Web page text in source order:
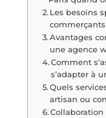
Les besoins
Avantages
une agence
Comment
s’adapter à
Quels
artisan ou